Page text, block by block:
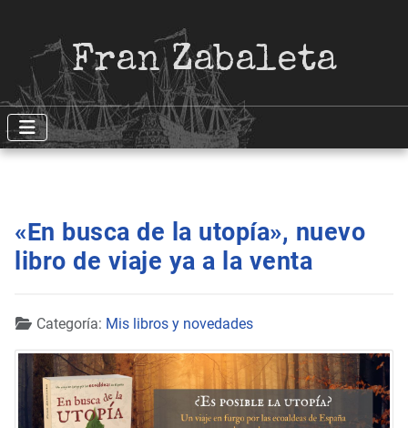
Fran Zabaleta
«En busca de la utopía», nuevo
libro de viaje ya a la venta
Detalles
Categoría: Mis libros y novedades